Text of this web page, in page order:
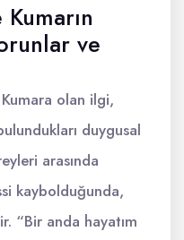
ve
Kumara olan ilgi,
duygusal
arasında
kaybolduğunda,
“Bir anda hayatım